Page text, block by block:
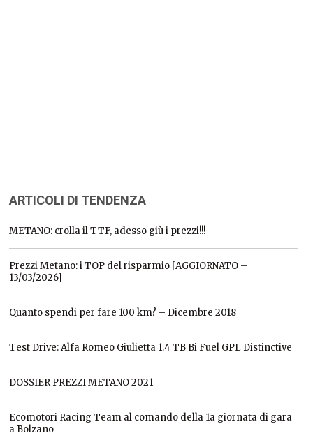
ARTICOLI DI TENDENZA
METANO: crolla il TTF, adesso giù i prezzi!!!
Prezzi Metano: i TOP del risparmio [AGGIORNATO –
13/03/2026]
Quanto spendi per fare 100 km? – Dicembre 2018
Test Drive: Alfa Romeo Giulietta 1.4 TB Bi Fuel GPL Distinctive
DOSSIER PREZZI METANO 2021
Ecomotori Racing Team al comando della 1a giornata di gara
a Bolzano